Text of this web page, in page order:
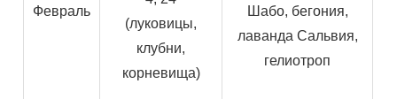
Февраль
(луковицы,
клубни,
корневища)
Шабо, бегония,
лаванда Сальвия,
гелиотроп